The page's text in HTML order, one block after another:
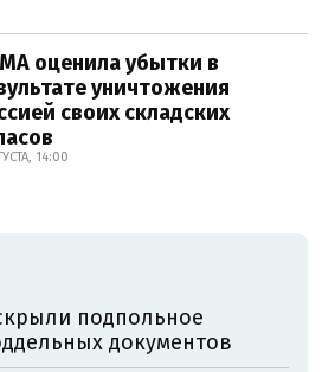
оценила убытки в
уничтожения
своих складских
14:00
подпольное
документов